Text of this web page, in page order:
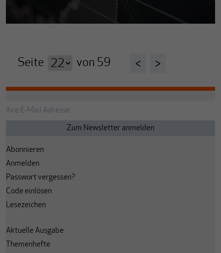
Seite von 59 < >
Abonnieren
Anmelden
Passwort vergessen?
Code einlösen
Lesezeichen
Aktuelle Ausgabe
Themenhefte